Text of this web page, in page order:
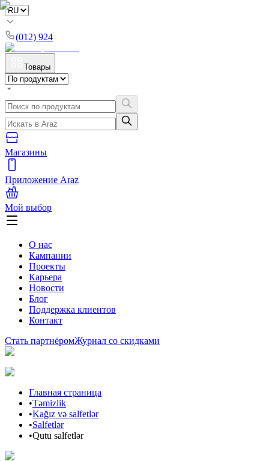
(012) 924
Товары
Магазины
Приложение Araz
Мой выбор
О нас
Кампании
Проекты
Карьера
Новости
Блог
Поддержка клиентов
Контакт
Стать партнёромЖурнал со скидками
Главная страница
•Təmizlik
•Kağız və salfetlər
•Salfetlər
•Qutu salfetlər